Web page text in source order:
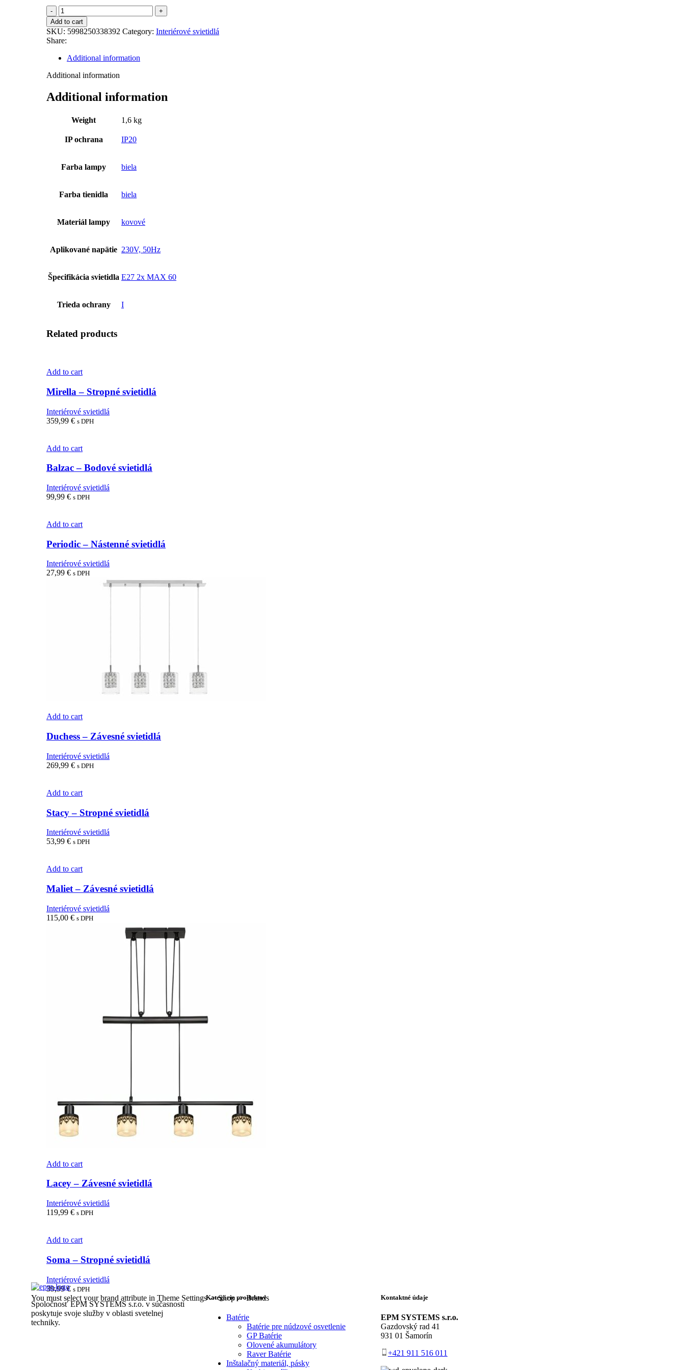
Charles
-
Stropné
svietidlá
quantity
Add to cart
SKU: 5998250338392 Category: Interiérové svietidlá
Share:
Additional information
Additional information
Additional information
Weight 1,6 kg
IP ochrana IP20
Farba lampy biela
Farba tienidla biela
Materiál lampy kovové
Aplikované napätie 230V, 50Hz
Špecifikácia svietidla E27 2x MAX 60
Trieda ochrany I
Related products
Add to cart
Mirella – Stropné svietidlá
Interiérové svietidlá
359,99 € s DPH
Add to cart
Balzac – Bodové svietidlá
Interiérové svietidlá
99,99 € s DPH
Add to cart
Periodic – Nástenné svietidlá
Interiérové svietidlá
27,99 € s DPH
Add to cart
Duchess – Závesné svietidlá
Interiérové svietidlá
269,99 € s DPH
Add to cart
Stacy – Stropné svietidlá
Interiérové svietidlá
53,99 € s DPH
Add to cart
Maliet – Závesné svietidlá
Interiérové svietidlá
115,00 € s DPH
Add to cart
Lacey – Závesné svietidlá
Interiérové svietidlá
119,99 € s DPH
Add to cart
Soma – Stropné svietidlá
Interiérové svietidlá
39,99€ s DPH
You must select your brand attribute in Theme Settings -> Shop -> Brands
Spoločnosť EPM SYSTEMS s.r.o. v súčasnosti
poskytuje svoje služby v oblasti svetelnej
techniky.
Kategórie produktov
Batérie
Batérie pre núdzové osvetlenie
GP Batérie
Olovené akumulátory
Raver Batérie
Inštalačný materiál, pásky
Kontaktné údaje
EPM SYSTEMS s.r.o.
Gazdovský rad 41
931 01 Šamorín
+421 911 516 011